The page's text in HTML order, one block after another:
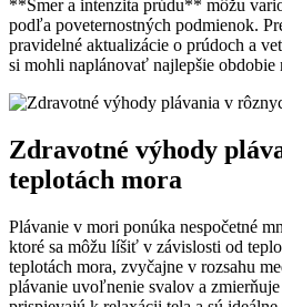
**Smer a intenzita prúdu** môžu
podľa poveternostných podmienok.
pravidelné aktualizácie o prúdoch a
si mohli naplánovať najlepšie obdobie
Zdravotné výhody
teplotách mora
Plávanie v mori ponúka nespočetné
ktoré sa môžu líšiť v závislosti od
teplotách mora, zvyčajne v rozsahu
plávanie uvoľnenie svalov a